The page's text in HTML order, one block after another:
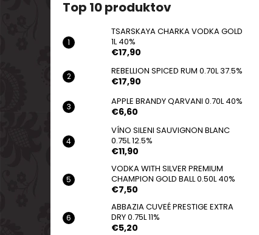
Top 10 produktov
TSARSKAYA CHARKA VODKA GOLD
1L 40%
€17,90
REBELLION SPICED RUM 0.70L 37.5%
€17,90
APPLE BRANDY QARVANI 0.70L 40%
€6,60
VÍNO SILENI SAUVIGNON BLANC
0.75L 12.5%
€11,90
VODKA WITH SILVER PREMIUM
CHAMPION GOLD BALL 0.50L 40%
€7,50
ABBAZIA CUVEÉ PRESTIGE EXTRA
DRY 0.75L 11%
€5,20